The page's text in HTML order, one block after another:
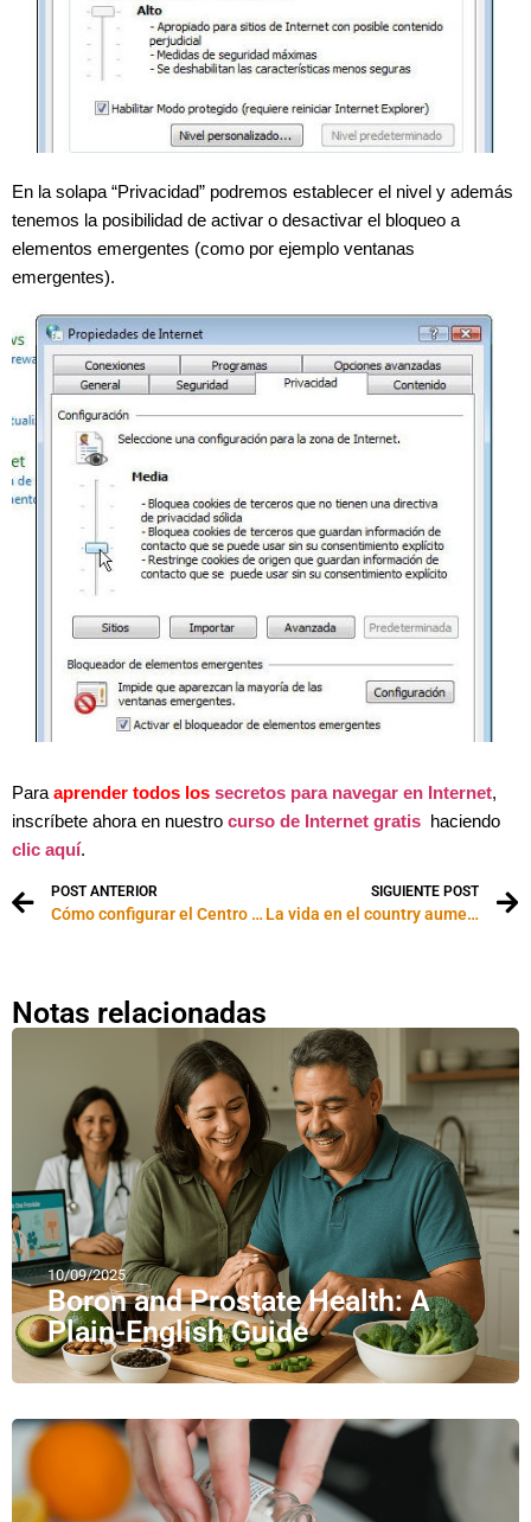
En la solapa “Privacidad” podremos establecer el nivel y además
tenemos la posibilidad de activar o desactivar el bloqueo a
elementos emergentes (como por ejemplo ventanas
emergentes).
Para aprender todos los secretos para navegar en Internet,
inscríbete ahora en nuestro curso de Internet gratis
haciendo
clic aquí.
POST ANTERIOR
Cómo configurar el Centro de Seguridad de Windows XP
SIGUIENTE POST
La vida en el country aumenta la ansiedad social
Notas relacionadas
10/09/2025
Boron and Prostate Health: A
Plain-English Guide